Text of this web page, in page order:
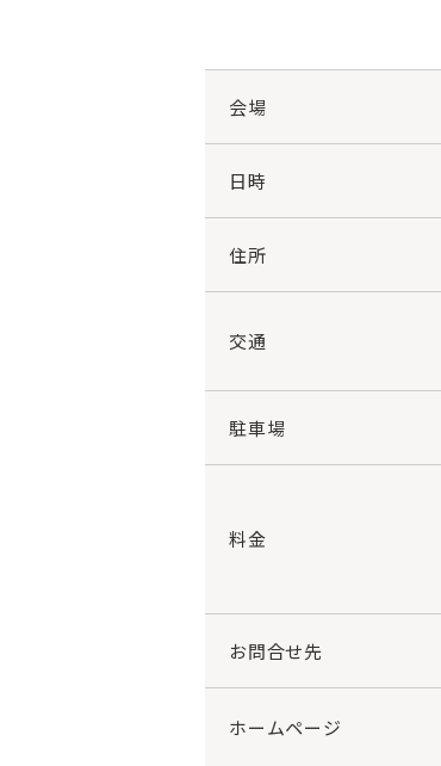
会場
日時
住所
交通
駐車場
料金
お問合せ先
ホームページ